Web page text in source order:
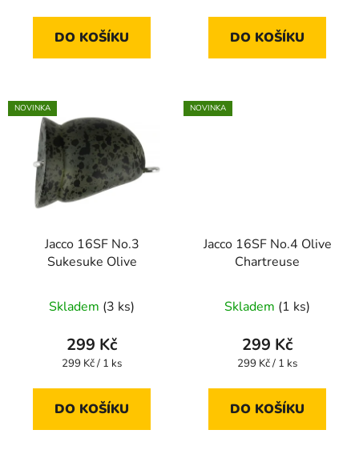
DO KOŠÍKU DO KOŠÍKU
NOVINKA
Jacco 16SF No.3
Sukesuke Olive
Skladem (3 ks)
299 Kč
Měrná
299 Kč / 1 ks
DO KOŠÍKU
NOVINKA
Jacco 16SF No.4 Olive
Chartreuse
Skladem (1 ks)
299 Kč
Měrná
299 Kč / 1 ks
DO KOŠÍKU